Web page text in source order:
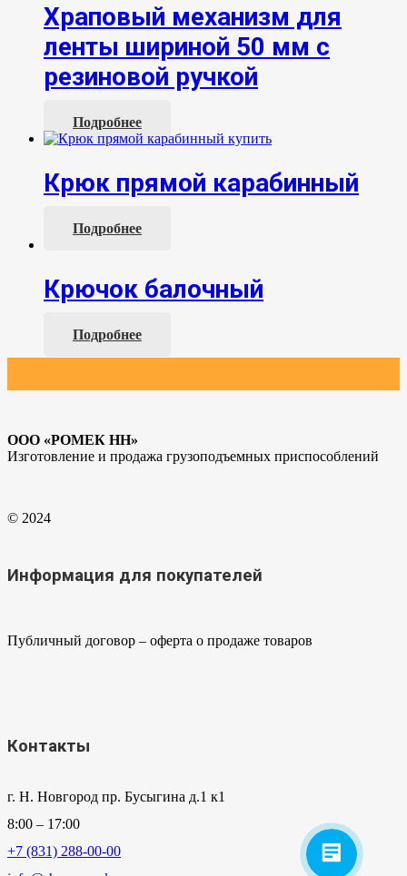
Храповый механизм для
ленты шириной 50 мм с
резиновой ручкой
Подробнее
Крюк прямой карабинный
Подробнее
Крючок балочный
Подробнее
ООО «РОМЕК НН»
Изготовление и продажа грузоподъемных приспособлений
© 2024
Информация для покупателей
Публичный договор – оферта о продаже товаров
Контакты
г. Н. Новгород пр. Бусыгина д.1 к1
8:00 – 17:00
+7 (831) 288-00-00